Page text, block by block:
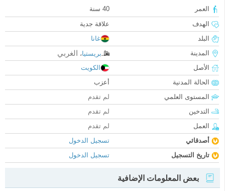
العمر
40 سنة
الهدف
علاقة جدية
البلد
غانا
المدينة
بريستيا، الغربي
الأصل
الكويت
الحالة المدنية
أعزب
المستوى العلمي
لم تقدم
التدخين
لم تقدم
العمل
لم تقدم
أصدقائي
تسجيل الدخول
تاريخ التسجيل
تسجيل الدخول
بعض المعلومات الإضافية